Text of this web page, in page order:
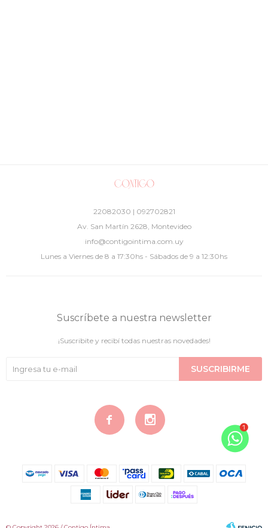
22082030 | 092702821
Av. San Martín 2628, Montevideo
info@contigointima.com.uy
Lunes a Viernes de 8 a 17:30hs - Sábados de 9 a 12:30hs
Suscríbete a nuestra newsletter
¡Suscribite y recibí todas nuestras novedades!
SUSCRIBIRME
 